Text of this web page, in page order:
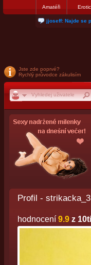
Amatéři
jjoseff: Najde se
Jste zde poprvé?
Rychlý průvodce zákulisím
Profil - strikacka_3
hodnocení9.9z